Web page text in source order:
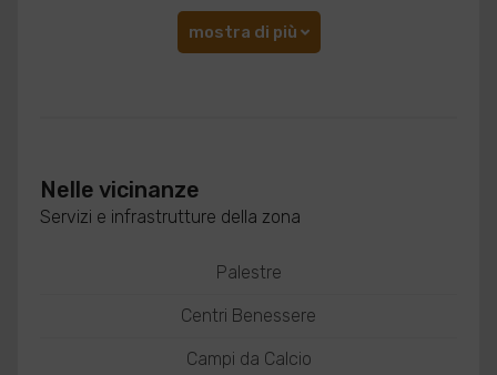
mostra di più
Nelle vicinanze
Servizi e infrastrutture della zona
Palestre
Centri Benessere
Campi da Calcio